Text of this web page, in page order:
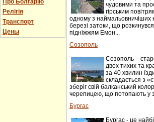
Про Болгарію
Релігія
Транспорт
Цены
чудовими та
гірським
одному з наймальовничіших
березі затоки, що
підніжжям Емон...
Созополь
Созополь –
двох тихих та
за 40 хвилин
складається з
зберіг свій балканський
черепицею, що потопають у
Бургас
Бургас - це